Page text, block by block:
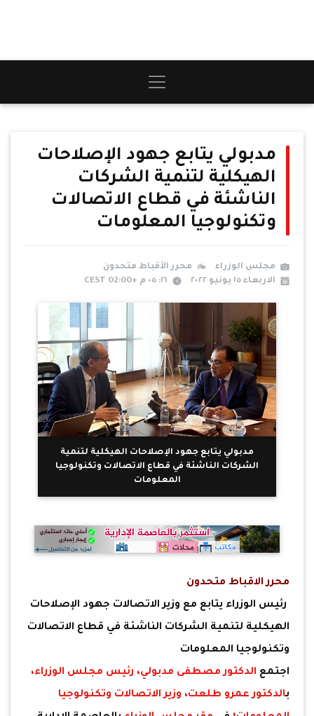
مدبولي يتابع جهود الإصلاحات
الهيكلية لتنمية الشركات
الناشئة في قطاع الاتصالات
وتكنولوجيا المعلومات
مجلس الوزراء
محرر الأقباط متحدون
الاربعاء ١٥ يونيو ٢٠٢٢
١٦: ٠٥ م +02:00 CEST
مدبولي يتابع جهود الإصلاحات الهيكلية لتنمية
الشركات الناشئة في قطاع الاتصالات وتكنولوجيا
المعلومات
محرر الاقباط متحدون
رئيس الوزراء يتابع مع وزير الاتصالات جهود الإصلاحات
الهيكلية لتنمية الشركات الناشئة في قطاع الاتصالات
وتكنولوجيا المعلومات
اجتمع الدكتور مصطفى مدبولي، رئيس مجلس الوزراء،
بالدكتور عمرو طلعت، وزير الاتصالات وتكنولوجيا